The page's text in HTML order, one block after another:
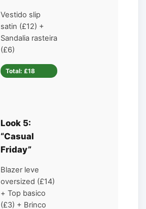
Vestido slip
satin (£12) +
Sandalia rasteira
(£6)
Total: £18
Look 5:
“Casual
Friday”
Blazer leve
oversized (£14)
+ Top basico
(£3) + Brinco